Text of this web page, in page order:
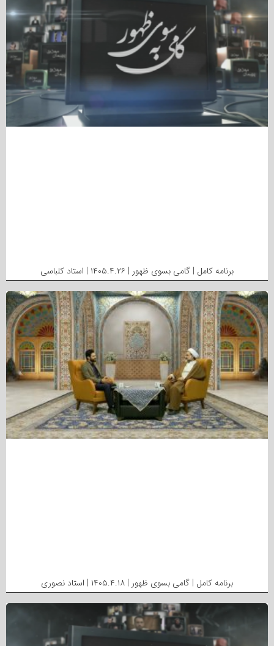
برنامه کامل | گامی بسوی ظهور | ۱۴۰۵.۴.۲۶ | استاد کلباسی
برنامه کامل | گامی بسوی ظهور | ۱۴۰۵.۴.۱۸ | استاد نصوری